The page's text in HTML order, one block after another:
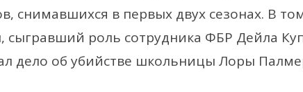
снимавшихся в первых двух сезонах. В
сыгравший роль сотрудника ФБР Дейла
дело об убийстве школьницы Лоры